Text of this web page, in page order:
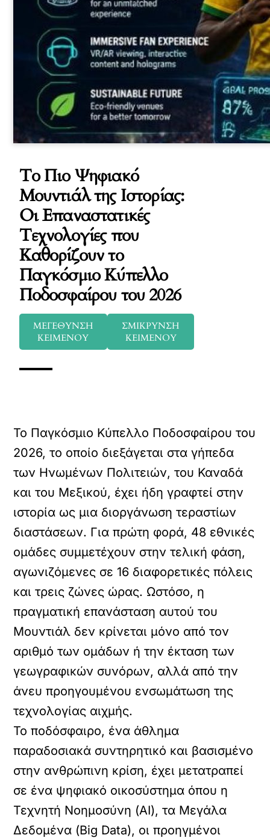
Το Πιο Ψηφιακό
Μουντιάλ της Ιστορίας:
Οι Επαναστατικές
Τεχνολογίες που
Καθορίζουν το
Παγκόσμιο Κύπελλο
Ποδοσφαίρου του 2026
ΜΕΓΕΘΥΝΣΗ
ΚΕΙΜΕΝΟΥ
ΣΜΙΚΡΥΝΣΗ
ΚΕΙΜΕΝΟΥ
Το Παγκόσμιο Κύπελλο Ποδοσφαίρου του
2026, το οποίο διεξάγεται στα γήπεδα
των Ηνωμένων Πολιτειών, του Καναδά
και του Μεξικού, έχει ήδη γραφτεί στην
ιστορία ως μια διοργάνωση τεραστίων
διαστάσεων. Για πρώτη φορά, 48 εθνικές
ομάδες συμμετέχουν στην τελική φάση,
αγωνιζόμενες σε 16 διαφορετικές πόλεις
και τρεις ζώνες ώρας. Ωστόσο, η
πραγματική επανάσταση αυτού του
Μουντιάλ δεν κρίνεται μόνο από τον
αριθμό των ομάδων ή την έκταση των
γεωγραφικών συνόρων, αλλά από την
άνευ προηγουμένου ενσωμάτωση της
τεχνολογίας αιχμής.
Το ποδόσφαιρο, ένα άθλημα
παραδοσιακά συντηρητικό και βασισμένο
στην ανθρώπινη κρίση, έχει μετατραπεί
σε ένα ψηφιακό οικοσύστημα όπου η
Τεχνητή Νοημοσύνη (AI), τα Μεγάλα
Δεδομένα (Big Data), οι προηγμένοι